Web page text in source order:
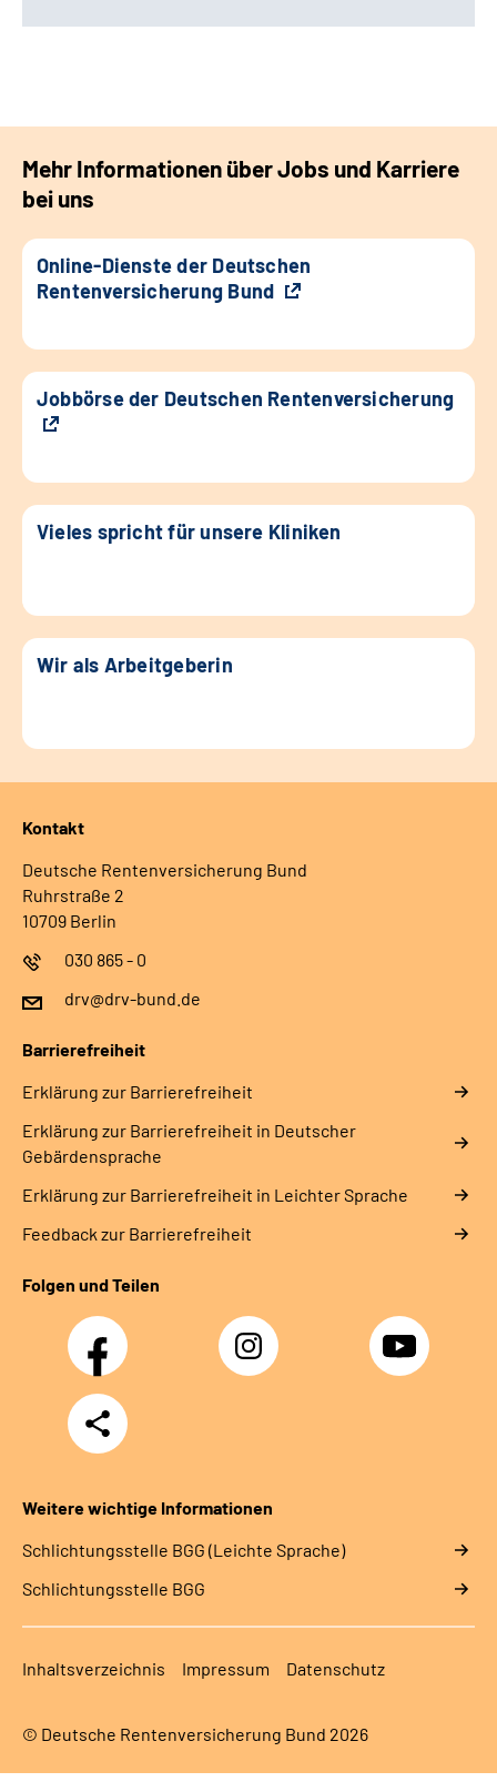
Mehr Informationen über Jobs und Karriere
bei uns
Online-Dienste der Deutschen
Rentenversicherung Bund
Jobbörse der Deutschen Rentenversicherung
Vieles spricht für unsere Kliniken
Wir als Arbeitgeberin
Kontakt
Deutsche Rentenversicherung Bund
Ruhrstraße 2
10709 Berlin
030 865 - 0
drv@drv-bund.de
Barrierefreiheit
Erklärung zur Barrierefreiheit
Erklärung zur Barrierefreiheit in Deutscher
Gebärdensprache
Erklärung zur Barrierefreiheit in Leichter Sprache
Feedback zur Barrierefreiheit
Folgen und Teilen
Facebook Instagram YouTube
Teilen
Weitere wichtige Informationen
Schlich­tungs­stel­le BGG (Leichte Sprache)
Schlich­tungs­stel­le BGG
Inhaltsverzeichnis Impressum Datenschutz
© Deutsche Rentenversicherung Bund 2026